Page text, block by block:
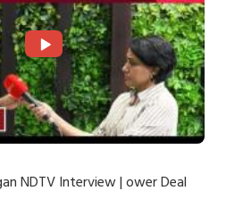
NDTV Interview | ower Deal